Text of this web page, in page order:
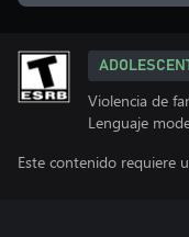
Violencia de
Lenguaje
Este contenido requiere